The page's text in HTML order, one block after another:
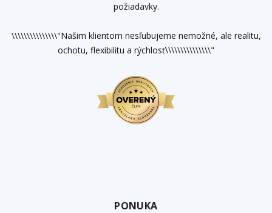
požiadavky.
\\\\\\\\\\\\\\\"Našim klientom nesľubujeme nemožné, ale realitu,
ochotu, flexibilitu a rýchlosť\\\\\\\\\\\\\\\"
PONUKA